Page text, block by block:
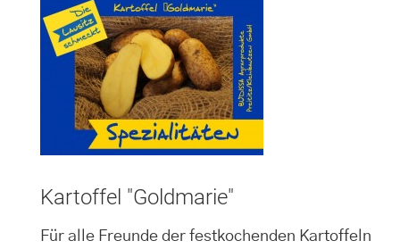
Kartoffel "Goldmarie"
Für alle Freunde der festkochenden Kartoffeln